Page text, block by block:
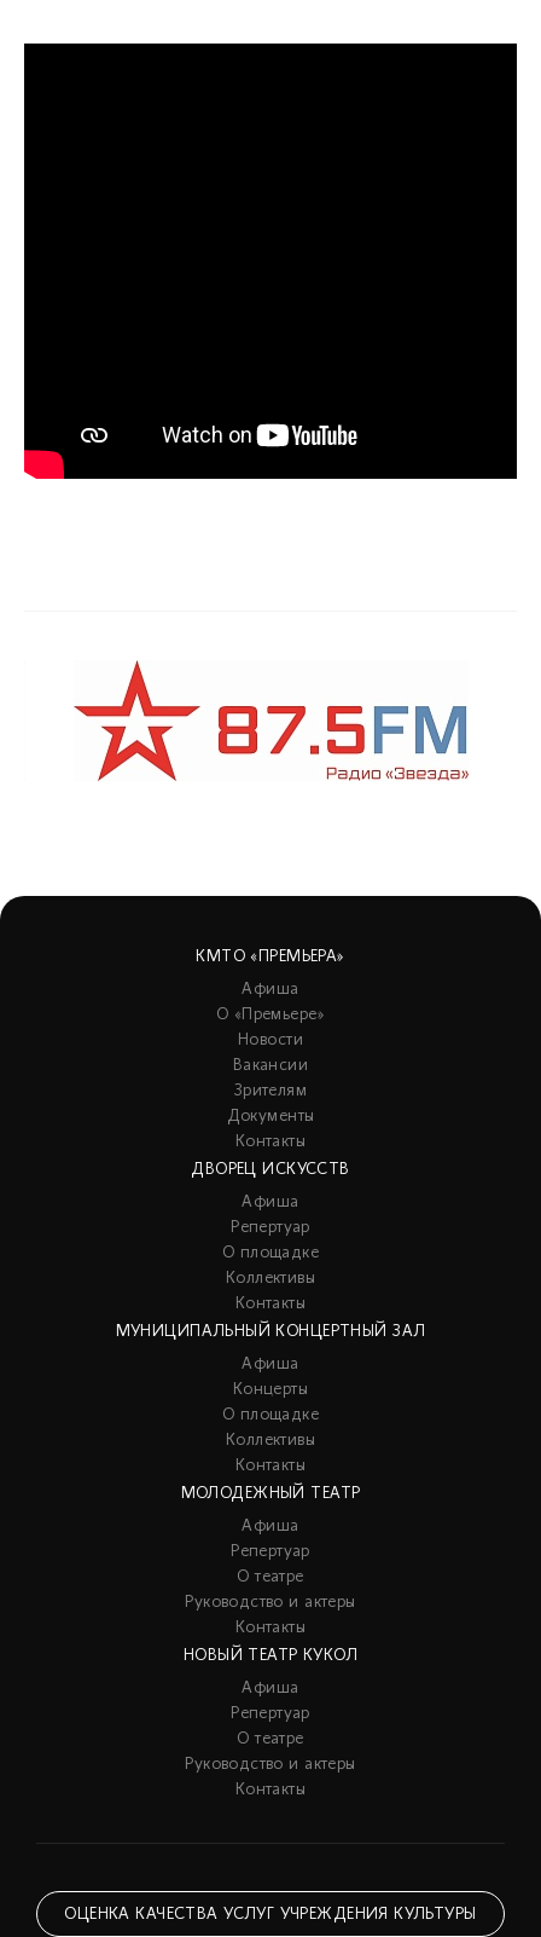
КМТО «ПРЕМЬЕРА»
Афиша
О «Премьере»
Новости
Вакансии
Зрителям
Документы
Контакты
ДВОРЕЦ ИСКУССТВ
Афиша
Репертуар
О площадке
Коллективы
Контакты
МУНИЦИПАЛЬНЫЙ КОНЦЕРТНЫЙ ЗАЛ
Афиша
Концерты
О площадке
Коллективы
Контакты
МОЛОДЕЖНЫЙ ТЕАТР
Афиша
Репертуар
О театре
Руководство и актеры
Контакты
НОВЫЙ ТЕАТР КУКОЛ
Афиша
Репертуар
О театре
Руководство и актеры
Контакты
ОЦЕНКА КАЧЕСТВА УСЛУГ УЧРЕЖДЕНИЯ КУЛЬТУРЫ